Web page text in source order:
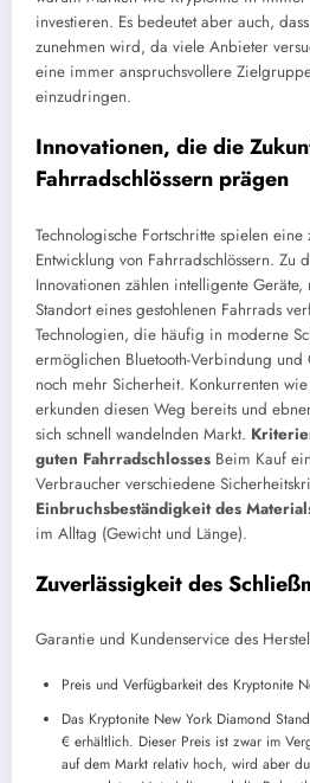
investieren. Es bedeutet aber auch,
zunehmen wird, da viele Anbieter
eine immer anspruchsvollere
einzudringen.
Innovationen, die die
Fahrradschlössern prägen
Technologische Fortschritte spielen
Entwicklung von Fahrradschlössern. Zu
Innovationen zählen intelligente
Standort eines gestohlenen Fahrrads
Technologien, die häufig in moderne
ermöglichen Bluetooth-Verbindung
noch mehr Sicherheit. Konkurrenten
erkunden diesen Weg bereits und
sich schnell wandelnden Markt.
guten Fahrradschlosses Beim Kauf
Verbraucher verschiedene
Einbruchsbeständigkeit des
im Alltag (Gewicht und Länge).
Zuverlässigkeit des
Garantie und Kundenservice des
Preis und Verfügbarkeit des Kryptonite
Das Kryptonite New York Diamond
€ erhältlich. Dieser Preis ist zwar im
auf dem Markt relativ hoch, wird aber